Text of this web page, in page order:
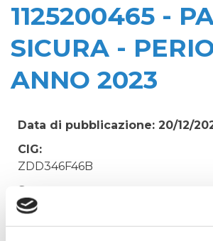
1125200465 -
SICURA -
ANNO 2023
Data di pubblicazione: 20/12/
CIG:
ZDD346F46B
Struttura proponente:
Irisacqua srl P.I./C.F.
Tecnico